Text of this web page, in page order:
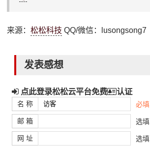
来源：松松科技 QQ/微信：lusongsong7
发表感想
点此登录松松云平台免费 认证
名 称 必填
邮 箱 选填
网 址 选填